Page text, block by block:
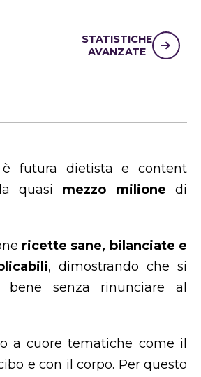
STATISTICHE
AVANZATE
è futura dietista e content
quasi mezzo milione di
ricette sane, bilanciate e
, dimostrando che si
bene senza rinunciare al
a cuore tematiche come il
e con il corpo. Per questo